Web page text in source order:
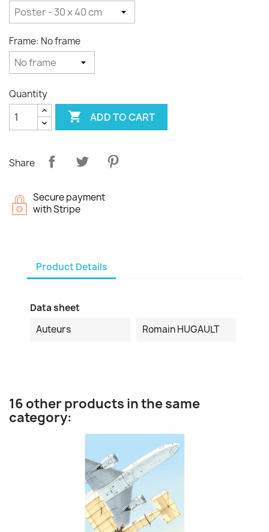
Frame: No frame
Quantity
 ADD TO CART
Share
Secure payment
with Stripe
Product Details
Data sheet
Auteurs
Romain HUGAULT
16 other products in the same
category: